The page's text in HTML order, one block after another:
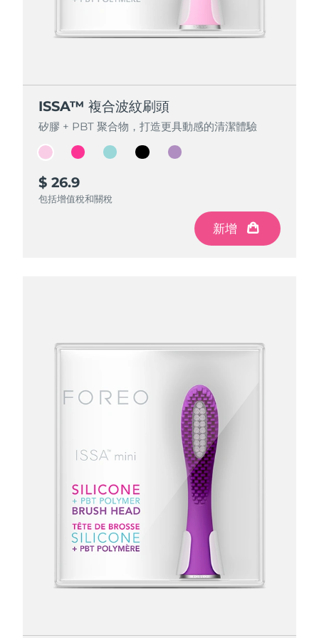
ISSA™ 複合波紋刷頭
矽膠 + PBT 聚合物，打造更具動感的清潔體驗
$ 26.9
包括增值稅和關稅
新增
ISSA™ 複合波紋刷頭
矽膠 + PBT 聚合物，打造更具動感的清潔體驗
$ 26.9
包括增值稅和關稅
新增
ISSA™ 複合波紋刷頭
矽膠 + PBT 聚合物，打造更具動感的清潔體驗
$ 26.9
包括增值稅和關稅
新增
ISSA™ 複合波紋刷頭
矽膠 + PBT 聚合物，打造更具動感的清潔體驗
$ 26.9
包括增值稅和關稅
新增
ISSA™ 複合波紋刷頭
矽膠 + PBT 聚合物，打造更具動感的清潔體驗
$ 26.9
包括增值稅和關稅
新增